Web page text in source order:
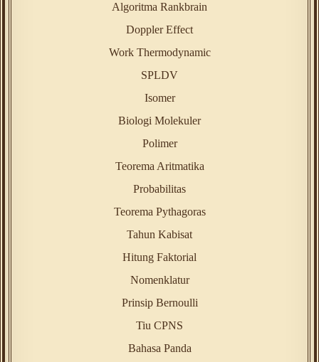
Algoritma Rankbrain
Doppler Effect
Work Thermodynamic
SPLDV
Isomer
Biologi Molekuler
Polimer
Teorema Aritmatika
Probabilitas
Teorema Pythagoras
Tahun Kabisat
Hitung Faktorial
Nomenklatur
Prinsip Bernoulli
Tiu CPNS
Bahasa Panda